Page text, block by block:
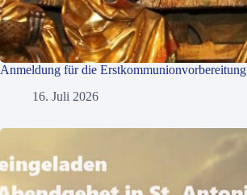
Anmeldung für die Erstkommunionvorbereitung
16. Juli 2026